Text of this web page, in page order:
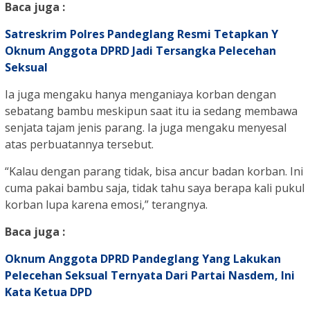
Baca juga :
Satreskrim Polres Pandeglang Resmi Tetapkan Y
Oknum Anggota DPRD Jadi Tersangka Pelecehan
Seksual
Ia juga mengaku hanya menganiaya korban dengan
sebatang bambu meskipun saat itu ia sedang membawa
senjata tajam jenis parang. Ia juga mengaku menyesal
atas perbuatannya tersebut.
“Kalau dengan parang tidak, bisa ancur badan korban. Ini
cuma pakai bambu saja, tidak tahu saya berapa kali pukul
korban lupa karena emosi,” terangnya.
Baca juga :
Oknum Anggota DPRD Pandeglang Yang Lakukan
Pelecehan Seksual Ternyata Dari Partai Nasdem, Ini
Kata Ketua DPD